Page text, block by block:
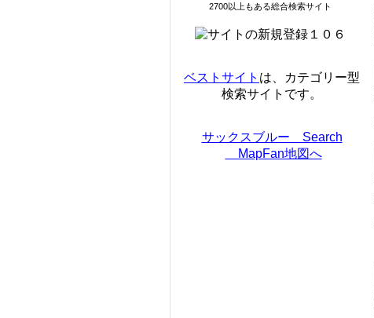
2700以上もある総合検索サイト
ベストサイト は、カテゴリー型
検索サイトです。
サックスブルー Search
MapFan地図へ